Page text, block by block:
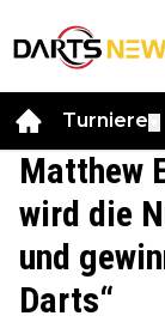
Turniere
Matthew
wird die
und
Darts“